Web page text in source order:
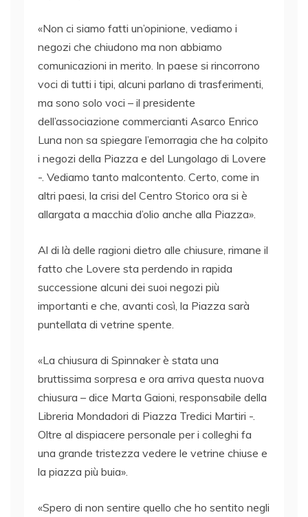
«Non ci siamo fatti un’opinione, vediamo i
negozi che chiudono ma non abbiamo
comunicazioni in merito. In paese si rincorrono
voci di tutti i tipi, alcuni parlano di trasferimenti,
ma sono solo voci – il presidente
dell’associazione commercianti Asarco Enrico
Luna non sa spiegare l’emorragia che ha colpito
i negozi della Piazza e del Lungolago di Lovere
-. Vediamo tanto malcontento. Certo, come in
altri paesi, la crisi del Centro Storico ora si è
allargata a macchia d’olio anche alla Piazza».
Al di là delle ragioni dietro alle chiusure, rimane il
fatto che Lovere sta perdendo in rapida
successione alcuni dei suoi negozi più
importanti e che, avanti così, la Piazza sarà
puntellata di vetrine spente.
«La chiusura di Spinnaker è stata una
bruttissima sorpresa e ora arriva questa nuova
chiusura – dice Marta Gaioni, responsabile della
Libreria Mondadori di Piazza Tredici Martiri -.
Oltre al dispiacere personale per i colleghi fa
una grande tristezza vedere le vetrine chiuse e
la piazza più buia».
«Spero di non sentire quello che ho sentito negli